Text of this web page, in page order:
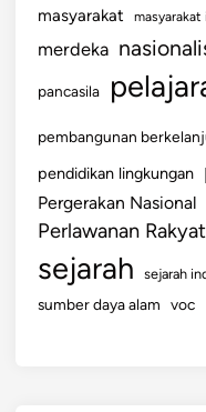
masyarakat
merdeka
pancasila
pembangunan
pendidikan lingkungan
Pergerakan Nasional
Perlawanan Rakyat
sejarah sejarah
sumber daya alam voc